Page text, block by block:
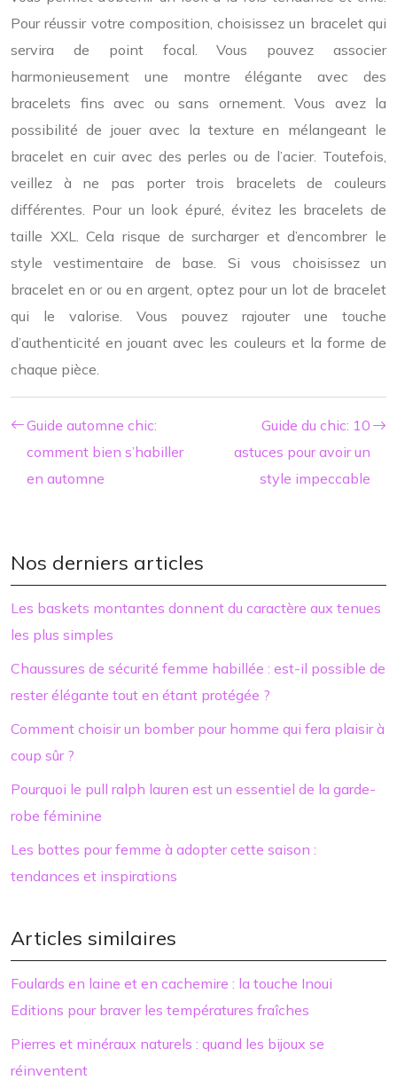
Pour réussir votre composition, choisissez un bracelet qui
servira de point focal. Vous pouvez associer
harmonieusement une montre élégante avec des
bracelets fins avec ou sans ornement. Vous avez la
possibilité de jouer avec la texture en mélangeant le
bracelet en cuir avec des perles ou de l’acier. Toutefois,
veillez à ne pas porter trois bracelets de couleurs
différentes. Pour un look épuré, évitez les bracelets de
taille XXL. Cela risque de surcharger et d’encombrer le
style vestimentaire de base. Si vous choisissez un
bracelet en or ou en argent, optez pour un lot de bracelet
qui le valorise. Vous pouvez rajouter une touche
d’authenticité en jouant avec les couleurs et la forme de
chaque pièce.
Guide automne chic:
comment bien s’habiller
en automne
Guide du chic: 10
astuces pour avoir un
style impeccable
Nos derniers articles
Les baskets montantes donnent du caractère aux tenues
les plus simples
Chaussures de sécurité femme habillée : est-il possible de
rester élégante tout en étant protégée ?
Comment choisir un bomber pour homme qui fera plaisir à
coup sûr ?
Pourquoi le pull ralph lauren est un essentiel de la garde-
robe féminine
Les bottes pour femme à adopter cette saison :
tendances et inspirations
Articles similaires
Foulards en laine et en cachemire : la touche Inoui
Editions pour braver les températures fraîches
Pierres et minéraux naturels : quand les bijoux se
réinventent